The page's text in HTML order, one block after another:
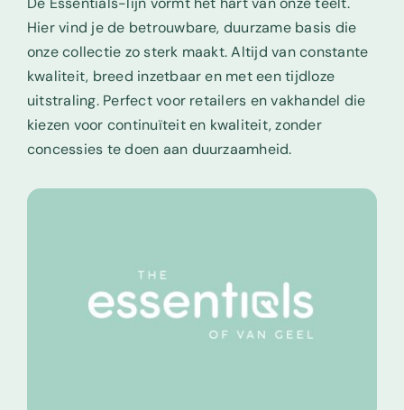
Hier vind je de betrouwbare, duurzame basis die
onze collectie zo sterk maakt. Altijd van constante
kwaliteit, breed inzetbaar en met een tijdloze
uitstraling. Perfect voor retailers en vakhandel die
kiezen voor continuïteit en kwaliteit, zonder
concessies te doen aan duurzaamheid.